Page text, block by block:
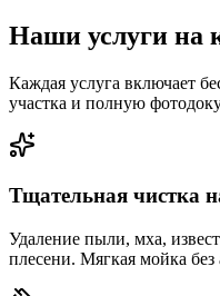
Наши услуги
Каждая услуга включает
участка и полную
Тщательная чистка
Удаление пыли, мха,
плесени. Мягкая мойка